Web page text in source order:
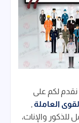
نقدم لكم على
العاملة ,
4176 فرصة عمل للذكور والإناث،